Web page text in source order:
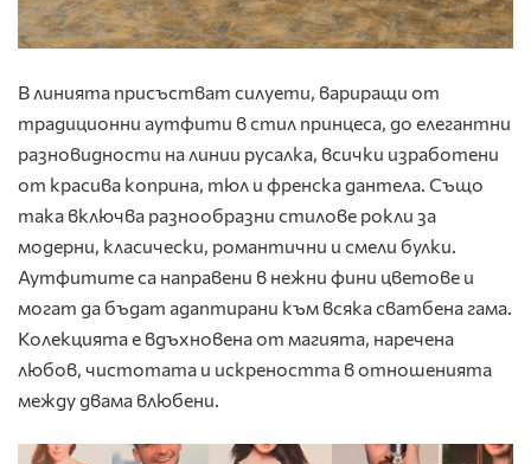
В линията присъстват силуети, вариращи от
традиционни аутфити в стил принцеса, до елегантни
разновидности на линии русалка, всички изработени
от красива коприна, тюл и френска дантела. Също
така включва разнообразни стилове рокли за
модерни, класически, романтични и смели булки.
Аутфитите са направени в нежни фини цветове и
могат да бъдат адаптирани към всяка сватбена гама.
Колекцията е вдъхновена от магията, наречена
любов, чистотата и искреността в отношенията
между двама влюбени.